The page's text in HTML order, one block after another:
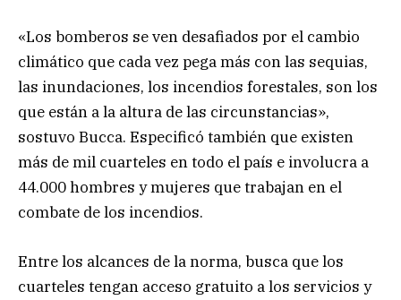
«Los bomberos se ven desafiados por el cambio
climático que cada vez pega más con las sequias,
las inundaciones, los incendios forestales, son los
que están a la altura de las circunstancias»,
sostuvo Bucca. Especificó también que existen
más de mil cuarteles en todo el país e involucra a
44.000 hombres y mujeres que trabajan en el
combate de los incendios.
Entre los alcances de la norma, busca que los
cuarteles tengan acceso gratuito a los servicios y